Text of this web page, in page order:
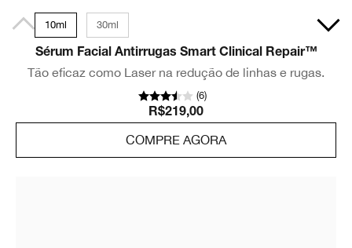
10ml 30ml
Sérum Facial Antirrugas Smart Clinical Repair™
Tão eficaz como Laser na redução de linhas e rugas.
(6)
R$219,00
COMPRE AGORA